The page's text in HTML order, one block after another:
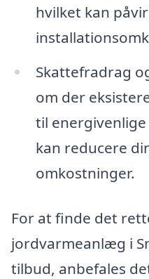
hvilket kan
Skattefradrag
om der
til
kan reducere
omkostninger.
For at finde det
jordvarmeanlæg i
tilbud, anbefales